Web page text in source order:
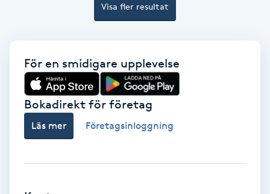
Bröllopsuppsättning
Celluliter
Visa fler resultat
För en smidigare upplevelse
Bokadirekt för företag
Läs mer Företagsinloggning